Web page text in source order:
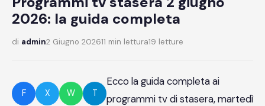
2026: la guida completa
di admin2 Giugno 202611 min lettura19 letture
F X W T
Ecco la guida completa ai
programmi tv di stasera, martedì